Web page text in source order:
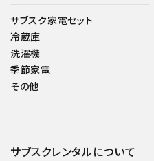
サブスク家電セット
冷蔵庫
洗濯機
季節家電
その他
サブスクレンタルについて